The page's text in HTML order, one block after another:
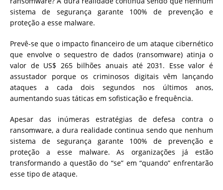
sistema de segurança garante 100% de prevenção e
proteção a esse malware.
Prevê-se que o impacto financeiro de um ataque cibernético
que envolve o sequestro de dados (ransomware) atinja o
valor de US$ 265 bilhões anuais até 2031. Esse valor é
assustador porque os criminosos digitais vêm lançando
ataques a cada dois segundos nos últimos anos,
aumentando suas táticas em sofisticação e frequência.
Apesar das inúmeras estratégias de defesa contra o
ransomware, a dura realidade continua sendo que nenhum
sistema de segurança garante 100% de prevenção e
proteção a esse malware. As organizações já estão
transformando a questão do “se” em “quando” enfrentarão
esse tipo de ataque.